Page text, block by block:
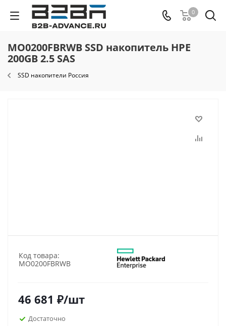
0
MO0200FBRWB SSD накопитель HPE
200GB 2.5 SAS
SSD накопители Россия
Код товара:
MO0200FBRWB
46 681 ₽/шт
Достаточно